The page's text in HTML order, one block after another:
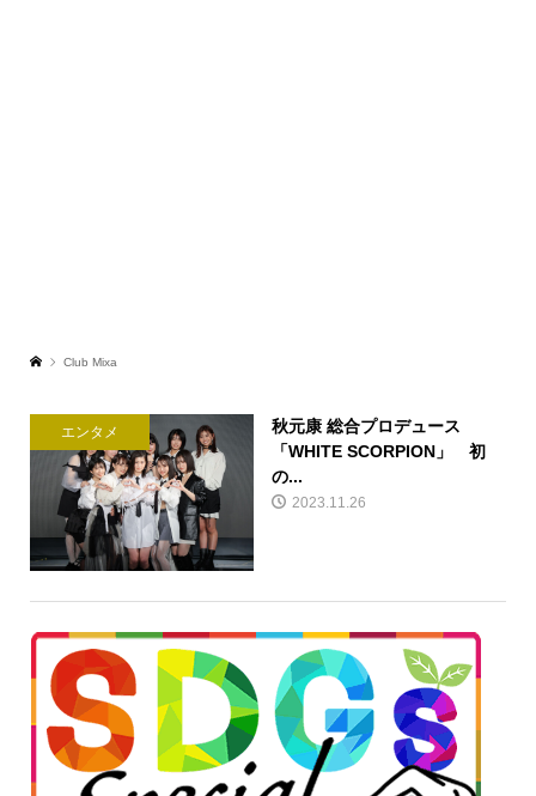
Club Mixa
エンタメ
秋元康 総合プロデュース
「WHITE SCORPION」 初
の...
2023.11.26